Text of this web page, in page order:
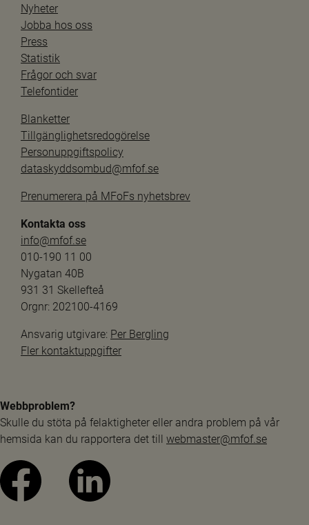
Nyheter
Jobba hos oss
Press
Statistik
Frågor och svar
Telefontider
Blanketter
Tillgänglighetsredogörelse
Personuppgiftspolicy
dataskyddsombud@mfof.se
Prenumerera på MFoFs nyhetsbrev
Kontakta oss
info@mfof.se
010-190 11 00
Nygatan 40B
931 31 Skellefteå
Orgnr: 202100-4169
Ansvarig utgivare: Per Bergling
Fler kontaktuppgifter
Webbproblem?
Skulle du stöta på felaktigheter eller andra problem på vår
hemsida kan du rapportera det till webmaster@mfof.se